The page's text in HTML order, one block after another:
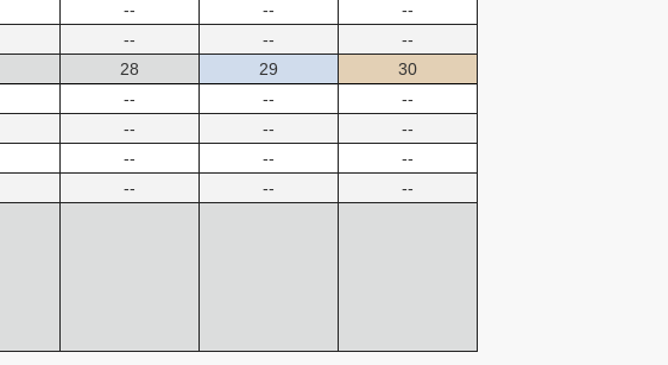
--
--
--
--
--
--
28
--
--
--
--
29
--
--
--
--
30
--
--
--
--